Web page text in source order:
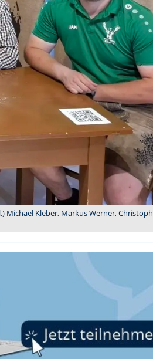
Michael Kleber, Markus Werner, Christoph